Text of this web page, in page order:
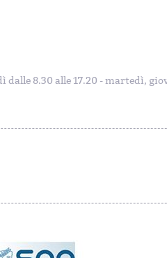
8.30 alle 17.20 - martedì,